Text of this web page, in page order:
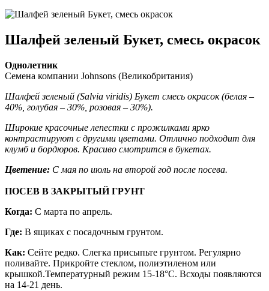
Шалфей зеленый Букет, смесь окрасок
Однолетник
Семена компании Johnsons (Великобритания)
Шалфей зеленый (Salvia viridis) Букет смесь окрасок (белая –
40%, голубая – 30%, розовая – 30%).
Широкие красочные лепестки с прожилками ярко
контрастируют с другими цветами. Отлично подходит для
клумб и бордюров. Красиво смотрится в букетах.
Цветение: С мая по июль на второй год после посева.
ПОСЕВ В ЗАКРЫТЫЙ ГРУНТ
Когда: С марта по апрель.
Где: В ящиках с посадочным грунтом.
Как: Сейте редко. Слегка присыпьте грунтом. Регулярно
поливайте. Прикройте стеклом, полиэтиленом или
крышкой.Температурный режим 15-18°С. Всходы появляются
на 14-21 день.